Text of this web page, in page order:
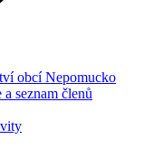
obcí Nepomucko
seznam členů